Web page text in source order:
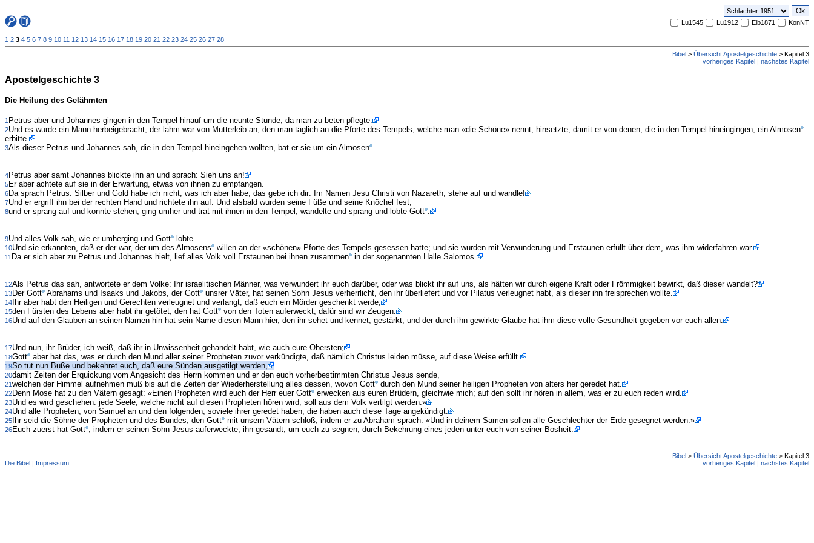
Lu1545 Lu1912 Elb1871 KonNT
1 2 3 4 5 6 7 8 9 10 11 12 13 14 15 16 17 18 19 20 21 22 23 24 25 26 27 28
Bibel > Übersicht Apostelgeschichte > Kapitel 3
vorheriges Kapitel | nächstes Kapitel
Apostelgeschichte 3
Die Heilung des Gelähmten
1 Petrus aber und Johannes gingen in den Tempel hinauf um die neunte Stunde, da man zu beten pflegte.
2Und es wurde ein Mann herbeigebracht, der lahm war von Mutterleib an, den man täglich an die Pforte des Tempels, welche man «die Schöne» nennt, hinsetzte, damit er von denen, die in den Tempel hineingingen, ein Almosen
erbitte.
3Als dieser Petrus und Johannes sah, die in den Tempel hineingehen wollten, bat er sie um ein Almosen .
4Petrus aber samt Johannes blickte ihn an und sprach: Sieh uns an!
5Er aber achtete auf sie in der Erwartung, etwas von ihnen zu empfangen.
6Da sprach Petrus: Silber und Gold habe ich nicht; was ich aber habe, das gebe ich dir: Im Namen Jesu Christi von Nazareth, stehe auf und wandle!
7Und er ergriff ihn bei der rechten Hand und richtete ihn auf. Und alsbald wurden seine Füße und seine Knöchel fest,
8und er sprang auf und konnte stehen, ging umher und trat mit ihnen in den Tempel, wandelte und sprang und lobte Gott .
9Und alles Volk sah, wie er umherging und Gott lobte.
10Und sie erkannten, daß er der war, der um des Almosens willen an der «schönen» Pforte des Tempels gesessen hatte; und sie wurden mit Verwunderung und Erstaunen erfüllt über dem, was ihm widerfahren war.
11 Da er sich aber zu Petrus und Johannes hielt, lief alles Volk voll Erstaunen bei ihnen zusammen in der sogenannten Halle Salomos.
12Als Petrus das sah, antwortete er dem Volke: Ihr israelitischen Männer, was verwundert ihr euch darüber, oder was blickt ihr auf uns, als hätten wir durch eigene Kraft oder Frömmigkeit bewirkt, daß dieser wandelt?
13Der Gott Abrahams und Isaaks und Jakobs, der Gott unsrer Väter, hat seinen Sohn Jesus verherrlicht, den ihr überliefert und vor Pilatus verleugnet habt, als dieser ihn freisprechen wollte.
14 Ihr aber habt den Heiligen und Gerechten verleugnet und verlangt, daß euch ein Mörder geschenkt werde,
15den Fürsten des Lebens aber habt ihr getötet; den hat Gott von den Toten auferweckt, dafür sind wir Zeugen.
16Und auf den Glauben an seinen Namen hin hat sein Name diesen Mann hier, den ihr sehet und kennet, gestärkt, und der durch ihn gewirkte Glaube hat ihm diese volle Gesundheit gegeben vor euch allen.
17Und nun, ihr Brüder, ich weiß, daß ihr in Unwissenheit gehandelt habt, wie auch eure Obersten;
18Gott aber hat das, was er durch den Mund aller seiner Propheten zuvor verkündigte, daß nämlich Christus leiden müsse, auf diese Weise erfüllt.
19So tut nun Buße und bekehret euch, daß eure Sünden ausgetilgt werden,
20damit Zeiten der Erquickung vom Angesicht des Herrn kommen und er den euch vorherbestimmten Christus Jesus sende,
21welchen der Himmel aufnehmen muß bis auf die Zeiten der Wiederherstellung alles dessen, wovon Gott durch den Mund seiner heiligen Propheten von alters her geredet hat.
22Denn Mose hat zu den Vätern gesagt: «Einen Propheten wird euch der Herr euer Gott erwecken aus euren Brüdern, gleichwie mich; auf den sollt ihr hören in allem, was er zu euch reden wird.
23Und es wird geschehen: jede Seele, welche nicht auf diesen Propheten hören wird, soll aus dem Volk vertilgt werden.»
24Und alle Propheten, von Samuel an und den folgenden, soviele ihrer geredet haben, die haben auch diese Tage angekündigt.
25 Ihr seid die Söhne der Propheten und des Bundes, den Gott mit unsern Vätern schloß, indem er zu Abraham sprach: «Und in deinem Samen sollen alle Geschlechter der Erde gesegnet werden.»
26Euch zuerst hat Gott , indem er seinen Sohn Jesus auferweckte, ihn gesandt, um euch zu segnen, durch Bekehrung eines jeden unter euch von seiner Bosheit.
Bibel > Übersicht Apostelgeschichte > Kapitel 3
Die Bibel | Impressum vorheriges Kapitel | nächstes Kapitel